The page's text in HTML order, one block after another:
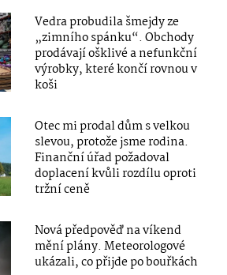
Vedra probudila šmejdy ze
„zimního spánku“. Obchody
prodávají ošklivé a nefunkční
výrobky, které končí rovnou v
koši
Otec mi prodal dům s velkou
slevou, protože jsme rodina.
Finanční úřad požadoval
doplacení kvůli rozdílu oproti
tržní ceně
Nová předpověď na víkend
mění plány. Meteorologové
ukázali, co přijde po bouřkách